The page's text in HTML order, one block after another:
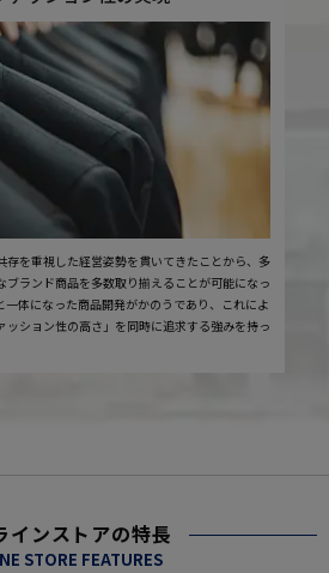
存を重視した経営姿勢を貫いてきたことから、多
ブランド商品を多数取り揃えることが可能になっ
一体になった商品開発がかのうであり、これによ
ッション性の高さ」を同時に追求する強みを持っ
インストアの特長
STORE FEATURES